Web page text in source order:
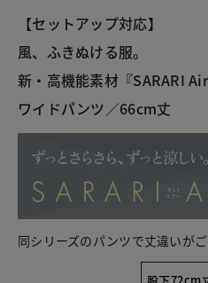
【セットアップ対応】
風、ふきぬける服。
新・高機能素材『SARARI
ワイドパンツ／66cm丈
同シリーズのパンツで丈違いがご
股下72cm